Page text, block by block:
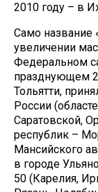
2010 году – в
Само название
увеличении
Федеральном
празднующем
Тольятти,
России
Саратовской,
республик –
Мансийского
в городе
50 (Карелия,